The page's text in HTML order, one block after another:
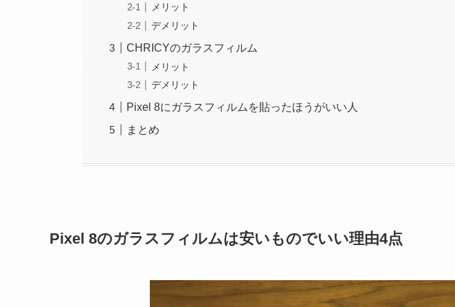
メリット
デメリット
CHRICYのガラスフィルム
メリット
デメリット
Pixel 8にガラスフィルムを貼ったほうがいい人
まとめ
Pixel 8のガラスフィルムは安いものでいい理由4点